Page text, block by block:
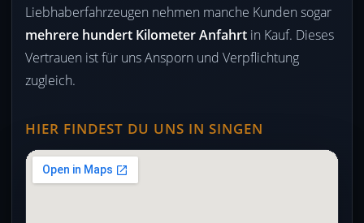
Liebhaberfahrzeugen nehmen manche Kunden sogar
mehrere hundert Kilometer Anfahrt in Kauf. Dieses
Vertrauen ist für uns Ansporn und Verpflichtung
zugleich.
HIER FINDEST DU UNS IN SINGEN